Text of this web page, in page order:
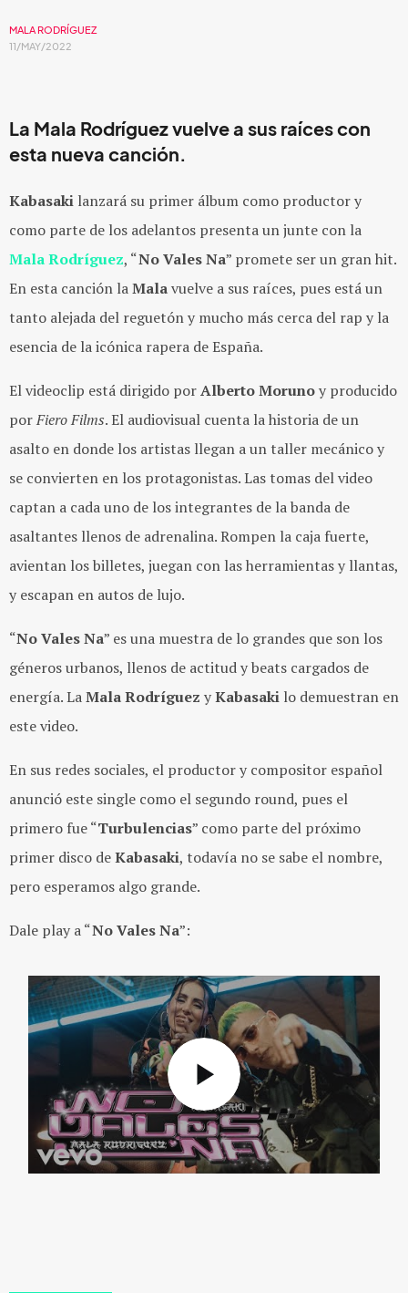
MALA RODRÍGUEZ
11/MAY/2022
La Mala Rodríguez vuelve a sus raíces con
esta nueva canción.
Kabasaki lanzará su primer álbum como productor y
como parte de los adelantos presenta un junte con la
Mala Rodríguez, “No Vales Na” promete ser un gran hit.
En esta canción laMalavuelve a sus raíces, pues está un
tanto alejada del reguetón y mucho más cerca del rap y la
esencia de la icónica rapera de España.
El videoclip está dirigido porAlberto Morunoy producido
porFiero Films. El audiovisual cuenta la historia de un
asalto en donde los artistas llegan a un taller mecánico y
se convierten en los protagonistas. Las tomas del video
captan a cada uno de los integrantes de la banda de
asaltantes llenos de adrenalina. Rompen la caja fuerte,
avientan los billetes, juegan con las herramientas y llantas,
y escapan en autos de lujo.
“No Vales Na” es una muestra de lo grandes que son los
géneros urbanos, llenos de actitud y beats cargados de
energía. LaMala Rodríguez yKabasaki lo demuestran en
este video.
En sus redes sociales, el productor y compositor español
anunció este single como el segundo round, pues el
primero fue “Turbulencias” como parte del próximo
primer disco deKabasaki, todavía no se sabe el nombre,
pero esperamos algo grande.
Dale play a “No Vales Na”: